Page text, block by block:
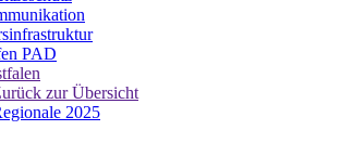
PAD
zur Übersicht
2025